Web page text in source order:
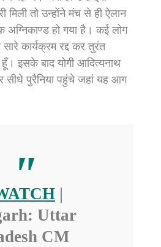
मिली तो उन्होंने मंच से ही ऐलान
हो गया है। कई लोग
कार्यक्रम रद्द कर तुरंत
इसके बाद योगी आदित्यनाथ
पुरैनिया पहुंचे जहां यह आग
|
Uttar
CM